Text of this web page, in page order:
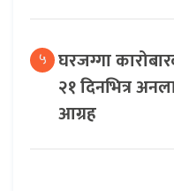
५ घरजग्गा
२१ दिनभित्र
आग्रह